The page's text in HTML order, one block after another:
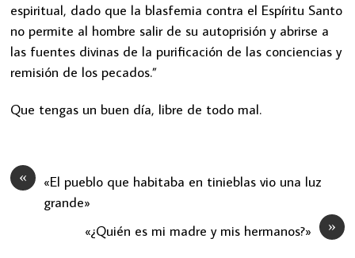
espiritual, dado que la blasfemia contra el Espíritu Santo
no permite al hombre salir de su autoprisión y abrirse a
las fuentes divinas de la purificación de las conciencias y
remisión de los pecados.”
Que tengas un buen día, libre de todo mal.
«
«El pueblo que habitaba en tinieblas vio una luz
grande»
»
«¿Quién es mi madre y mis hermanos?»